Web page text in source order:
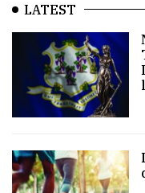
LATEST